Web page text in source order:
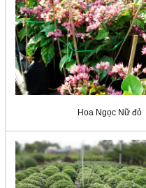
Hoa Ngọc Nữ đỏ